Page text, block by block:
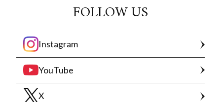
FOLLOW US
Instagram
YouTube
X